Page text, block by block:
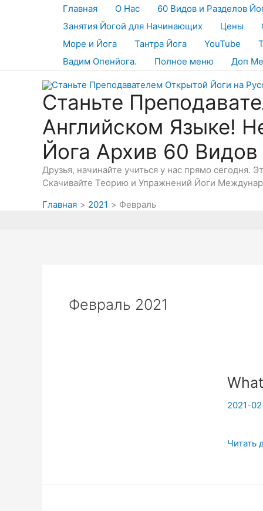
Главная О Нас 60 Видов и Разделов
Занятия Йогой для Начинающих
Цены
Море и Йога
Тантра Йога YouTube
Вадим Опенйога.
Полное меню Доп
Станьте
Английском Языке!
Йога Архив 60 Видов
Друзья, начинайте учиться у нас прямо
Скачивайте Теорию и Упражнений Йоги
Главная
2021 Февраль
Февраль 2021
2021-
What
Читать